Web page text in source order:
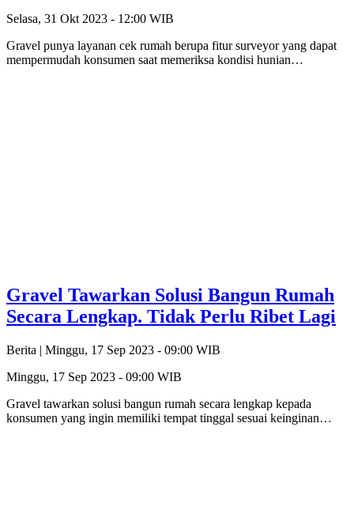
Selasa, 31 Okt 2023 - 12:00 WIB
Gravel punya layanan cek rumah berupa fitur surveyor yang dapat
mempermudah konsumen saat memeriksa kondisi hunian…
Gravel Tawarkan Solusi Bangun Rumah
Secara Lengkap. Tidak Perlu Ribet Lagi
Berita | Minggu, 17 Sep 2023 - 09:00 WIB
Minggu, 17 Sep 2023 - 09:00 WIB
Gravel tawarkan solusi bangun rumah secara lengkap kepada
konsumen yang ingin memiliki tempat tinggal sesuai keinginan…